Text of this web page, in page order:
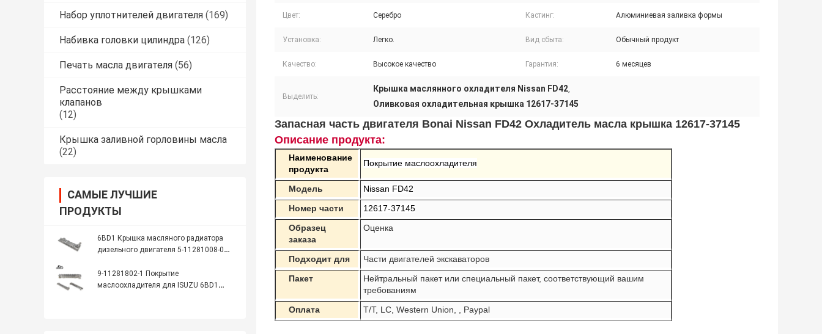
Набор уплотнителей двигателя (169)
Набивка головки цилиндра (126)
Печать масла двигателя (56)
Расстояние между крышками
клапанов
(12)
Крышка заливной горловины масла
(22)
САМЫЕ ЛУЧШИЕ
ПРОДУКТЫ
6BD1 Крышка масляного радиатора
дизельного двигателя 5-11281008-0
9-11281802-1 Покрытие
маслоохладителя для ISUZU 6BD1
Цвет: Серебро Кастинг: Алюминиевая заливка формы
Установка: Легко. Вид сбыта: Обычный продукт
Качество: Высокое качество Гарантия: 6 месяцев
Выделить:
Крышка маслянного охладителя Nissan FD42,
Оливковая охладительная крышка 12617-37145
Запасная часть двигателя Bonai Nissan FD42 Охладитель масла крышка 12617-37145
Описание продукта:
Наименование
продукта
Покрытие маслоохладителя
Модель
Nissan FD42
Номер части
12617-37145
Образец
заказа
Оценка
Подходит для
Части двигателей экскаваторов
Пакет
Нейтральный пакет или специальный пакет, соответствующий вашим
требованиям
Оплата
T/T, LC, Western Union, , Paypal